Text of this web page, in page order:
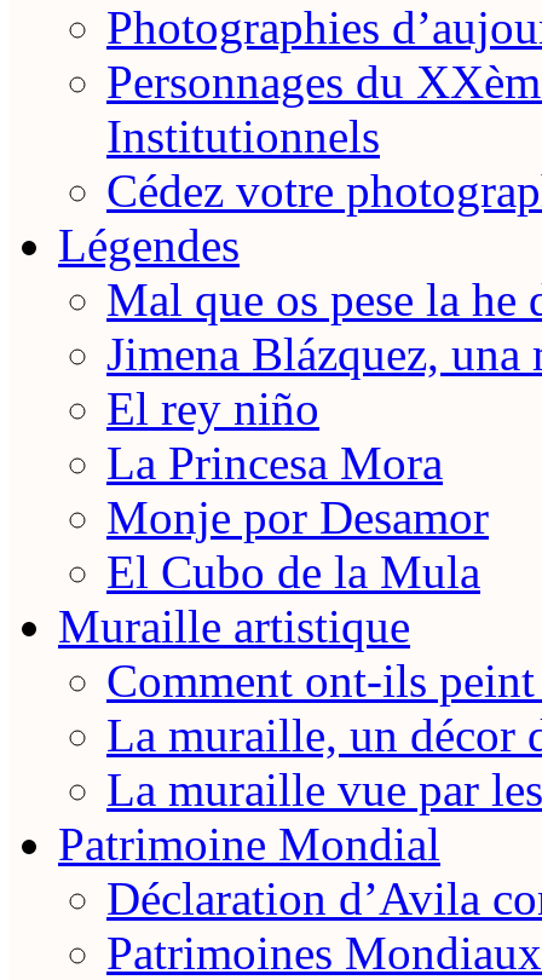
Photographies
Personnages du
Institutionnels
Cédez votre
Légendes
Mal que os pese la he
Jimena Blázquez, una
El rey niño
La Princesa Mora
Monje por Desamor
El Cubo de la Mula
Muraille artistique
Comment ont-ils
La muraille, un décor
La muraille vue par
Patrimoine Mondial
Déclaration d’Avila
Patrimoines